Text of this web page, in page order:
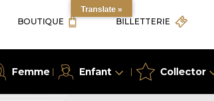
BOUTIQUE BILLETTERIE
Femme Enfant Collector
Translate »